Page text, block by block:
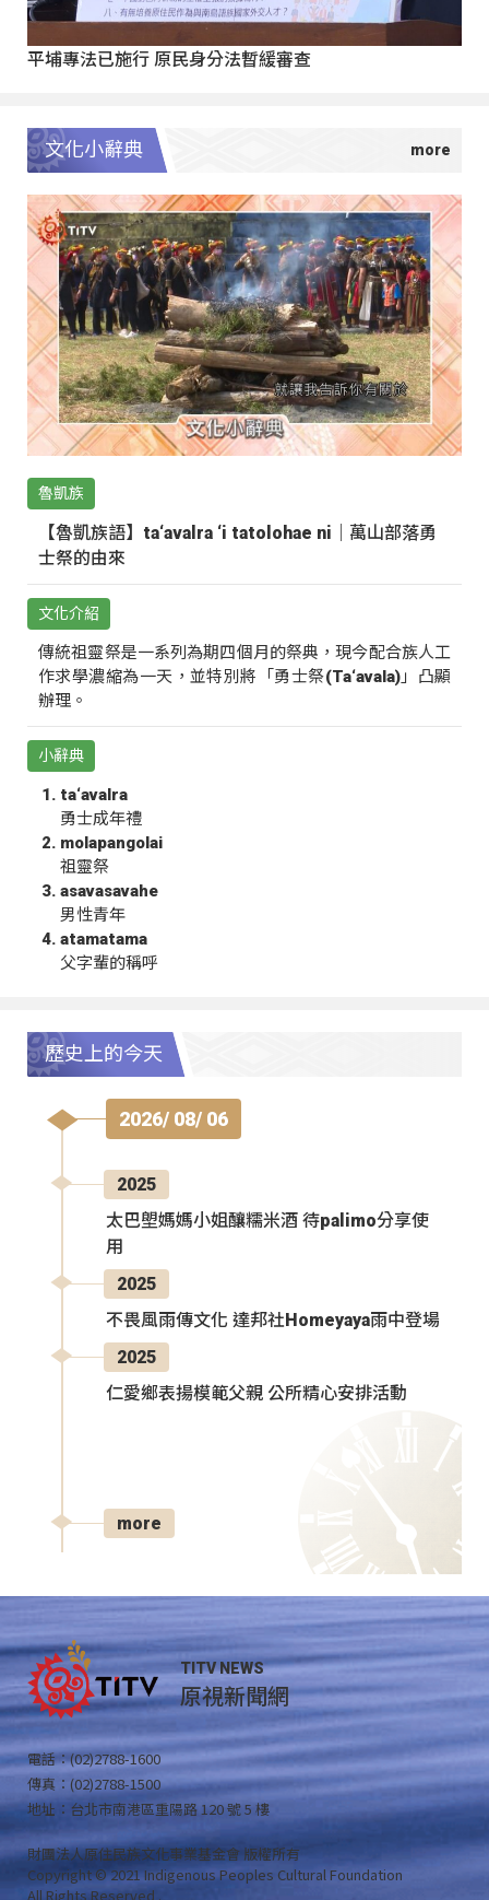
平埔專法已施行 原民身分法暫緩審查
文化小辭典
魯凱族
【魯凱族語】ta‘avalra ‘i tatolohae ni｜萬山部落勇
士祭的由來
文化介紹
傳統祖靈祭是一系列為期四個月的祭典，現今配合族人工
作求學濃縮為一天，並特別將「勇士祭(Ta‘avala)」凸顯
辦理。
小辭典
ta‘avalra
勇士成年禮
molapangolai
祖靈祭
asavasavahe
男性青年
atamatama
父字輩的稱呼
歷史上的今天
2026/ 08/ 06
2025
太巴塱媽媽小姐釀糯米酒 待palimo分享使
用
2025
不畏風雨傳文化 達邦社Homeyaya雨中登場
2025
仁愛鄉表揚模範父親 公所精心安排活動
more
TITV NEWS
原視新聞網
電話：(02)2788-1600
傳真：(02)2788-1500
地址：台北市南港區重陽路 120 號 5 樓
財團法人原住民族文化事業基金會 版權所有
Copyright © 2021 Indigenous Peoples Cultural Foundation
All Rights Reserved .